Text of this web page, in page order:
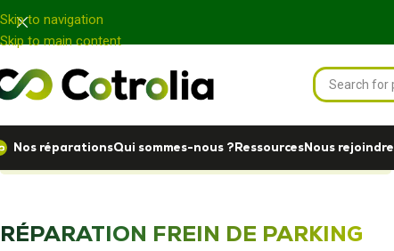
Panneau de gestion des cookies
Skip to navigation
Skip to main content
Nos réparationsQui sommes-nous ?RessourcesNous rejoindre
RÉPARATION FREIN DE PARKING